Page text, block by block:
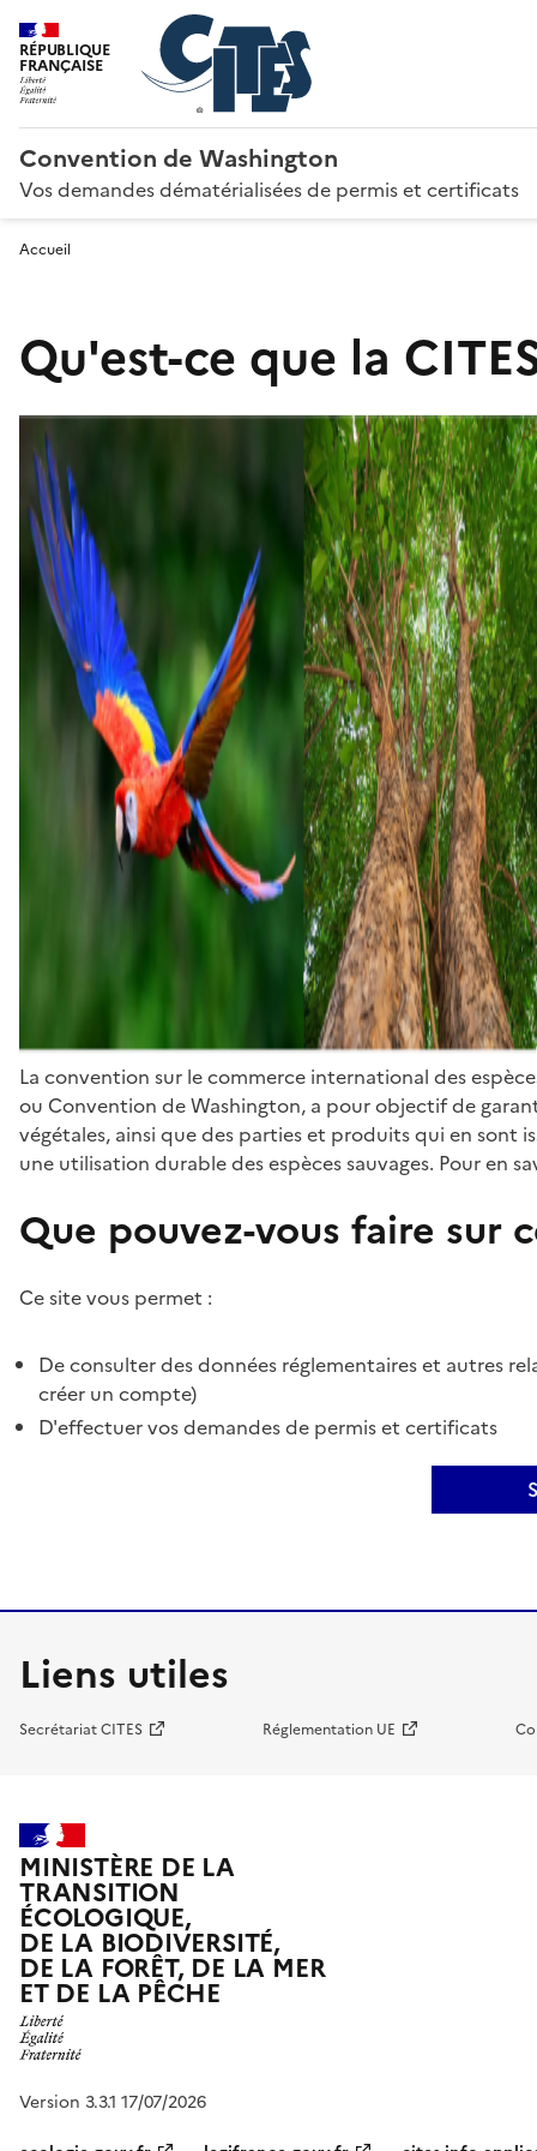
RÉPUBLIQUE
FRANÇAISE
Convention de Washington
Vos demandes dématérialisées de permis et certificats
Accueil
Qu'est-ce que la
La convention sur le commerce international des
ou Convention de Washington, a pour objectif de
végétales, ainsi que des parties et produits qui en sont
une utilisation durable des espèces sauvages. Pour en
Que pouvez-vous faire sur
Ce site vous permet :
De consulter des données réglementaires et autres
créer un compte)
D'effectuer vos demandes de permis et certificats
Liens utiles
Secrétariat CITES Réglementation UE
MINISTÈRE DE LA
TRANSITION
ÉCOLOGIQUE,
DE LA BIODIVERSITÉ,
DE LA FORÊT, DE LA MER
ET DE LA PÊCHE
Version 3.3.1 17/07/2026